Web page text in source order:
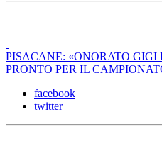
PISACANE: «ONORATO
PRONTO PER IL
facebook
twitter